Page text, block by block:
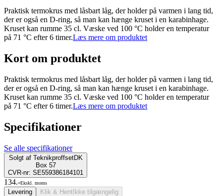
Praktisk termokrus med låsbart låg, der holder på varmen i lang tid,
der er også en D-ring, så man kan hænge kruset i en karabinhage.
Kruset kan rumme 35 cl. Væske ved 100 °C holder en temperatur
på 71 °C efter 6 timer.Læs mere om produktet
Kort om produktet
Praktisk termokrus med låsbart låg, der holder på varmen i lang tid,
der er også en D-ring, så man kan hænge kruset i en karabinhage.
Kruset kan rumme 35 cl. Væske ved 100 °C holder en temperatur
på 71 °C efter 6 timer.Læs mere om produktet
Specifikationer
Se alle specifikationer
Solgt af TeknikproffsetDK
Box 57
CVR-nr: SE559386184101
134.-Ekskl. moms
Levering Klik & Hent Ikke tilgængelig